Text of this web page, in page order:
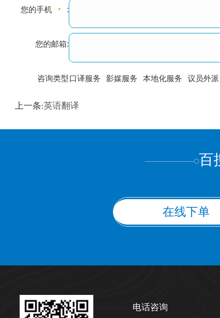
您的手机 :
您的邮箱:
咨询类型口译服务 影媒服务 本地化服务 议员外派
训翻译
上一条:英语翻译
百
在线下单
电话咨询